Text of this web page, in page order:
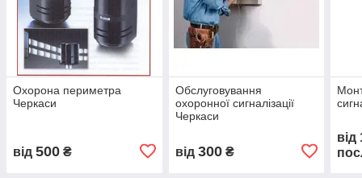
Охорона периметра
Черкаси
від 500 ₴
Обслуговування
охоронної сигналізації
Черкаси
від 300₴
від